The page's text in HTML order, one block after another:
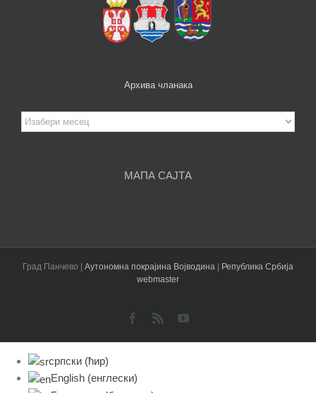
Архива чланака
Архива
чланака
МАПА САЈТА
Град Панчево | Аутономна покрајина Војводина | Република Србија
webmaster
Facebook
Rss YouTube
српски (ћир)
English (енглески)